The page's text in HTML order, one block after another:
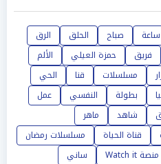
ساعة صباح الحلق
الرق
فريق حمزة العيلي
الألم
مسلسلات قنا
الحي
بطولة النفسي
عمل
شاهد
ماهر
قناة الحياة
مسلسلات رمضان
منصة Watch it
ساني